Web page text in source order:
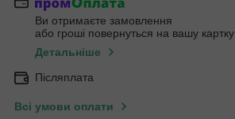
Ви отримаєте замовлення
або гроші повернуться на вашу картку
Детальніше
Післяплата
Всі умови оплати